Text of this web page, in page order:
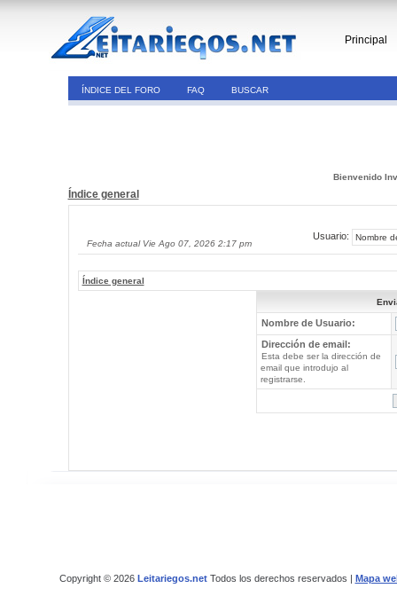
Principal
ÍNDICE DEL FORO FAQ BUSCAR
Bienvenido
Índice general
Fecha actual Vie Ago 07, 2026 2:17 pm
Usuario:
Índice general
Nombre de Usuario:
Dirección de email:
Esta debe ser la dirección de
email que introdujo al
registrarse.
Copyright © 2026 Leitariegos.netTodos los derechos reservados | Mapa